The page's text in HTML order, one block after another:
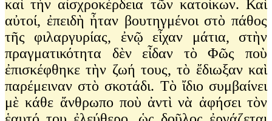
καὶ τὴν αἰσχροκέρδεια τῶν κατοίκων. Καὶ
αὐτοί, ἐπειδὴ ἦταν βουτηγμένοι στὸ πάθος
τῆς φιλαργυρίας, ἐνῷ εἶχαν μάτια, στὴν
πραγματικότητα δὲν εἶδαν τὸ Φῶς ποὺ
ἐπισκέφθηκε τὴν ζωή τους, τὸ ἔδιωξαν καὶ
παρέμειναν στὸ σκοτάδι. Τὸ ἴδιο συμβαίνει
μὲ κάθε ἄνθρωπο ποὺ ἀντὶ νὰ ἀφήσει τὸν